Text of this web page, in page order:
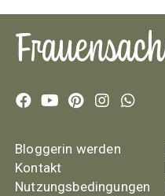
Bloggerin werden
Kontakt
Nutzungsbedingungen